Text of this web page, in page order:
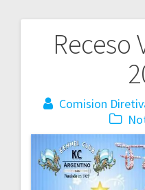
Receso
Comision
entradas